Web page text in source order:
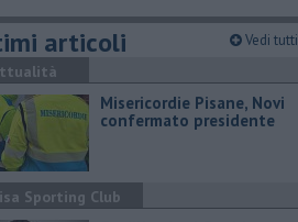
articoli Vedi tutti
Misericordie Pisane, Novi
confermato presidente
Sporting Club